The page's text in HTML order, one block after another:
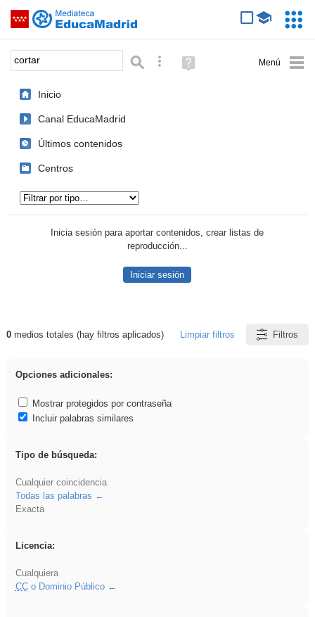
Saltar navegación
Palabra o frase: Búsqueda avanzada
Ayuda
(en
Inicio
Canal EducaMadrid
Últimos contenidos
Centros
Inicia sesión para aportar contenidos, crear listas de
reproducción...
Iniciar sesión
Resultados de: cortar
0medios totales (hay filtros aplicados) Limpiar filtros Filtros
Opciones adicionales:
Mostrar protegidos por contraseña
Incluir palabras similares
Tipo de búsqueda:
Cualquier coincidencia
Todas las palabras
Exacta
Licencia:
Cualquiera
CCo Dominio Público